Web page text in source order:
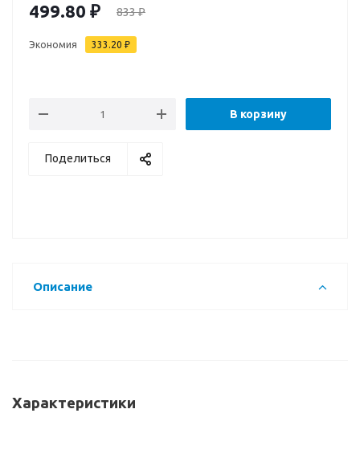
499.80 ₽ 833₽
Экономия 333.20 ₽
В корзину
Поделиться
Описание
Характеристики